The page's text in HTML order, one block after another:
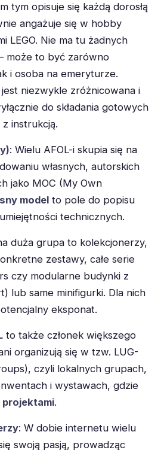
tym opisuje się każdą dorosłą
angażuje się w hobby
LEGO. Nie ma tu żadnych
może to być zarówno
i osoba na emeryturze.
jest niezwykle zróżnicowana i
do składania gotowych
instrukcją.
: Wielu AFOL-i skupia się na
własnych, autorskich
jako MOC (My Own
model to pole do popisu
technicznych.
duża grupa to kolekcjonerzy,
zestawy, całe serie
czy modularne budynki z
lub same minifigurki. Dla nich
eksponat.
to także członek większego
organizują się w tzw. LUG-
czyli lokalnych grupach,
i wystawach, gdzie
projektami.
: W dobie internetu wielu
swoją pasją, prowadząc